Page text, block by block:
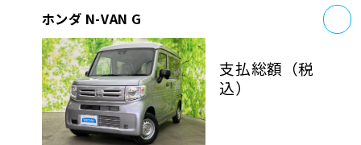
品質管理とサポート体制
お問い合わせ
企業情報
支払総
額
高
年式 新しい順
走行距
離
少ない順
ホンダ N-VAN G
支払総額 （税
込）